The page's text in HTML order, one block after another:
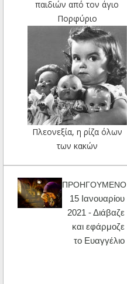
παιδιών από τον άγιο
Πορφύριο
Πλεονεξία, η ρίζα όλων
των κακών
ΠΡΟΗΓΟΥΜΕΝΟ
15 Ιανουαρίου
2021 - Διάβαζε
και εφάρμοζε
το Ευαγγέλιο